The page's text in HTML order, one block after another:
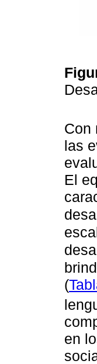
Con
las
El
(
en